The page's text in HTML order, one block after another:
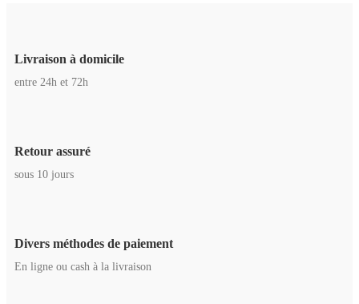
Livraison à domicile
entre 24h et 72h
Retour assuré
sous 10 jours
Divers méthodes de paiement
En ligne ou cash à la livraison